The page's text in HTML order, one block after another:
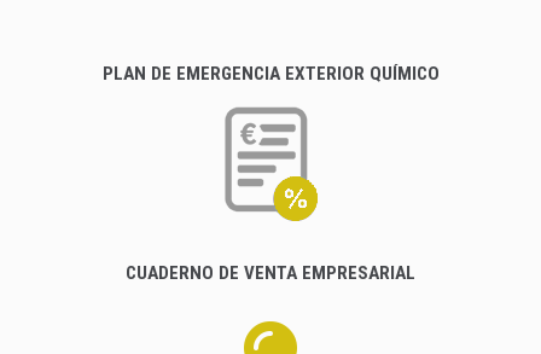
PLAN DE EMERGENCIA EXTERIOR QUÍMICO
CUADERNO DE VENTA EMPRESARIAL